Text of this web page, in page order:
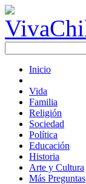
Inicio
Vida
Familia
Religión
Sociedad
Política
Educación
Historia
Arte y Cultura
Más Preguntas